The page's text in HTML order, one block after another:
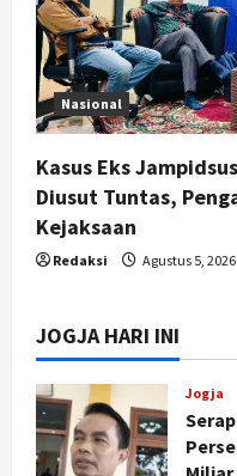
Nasional
Kasus Eks
Diusut Tuntas,
Kejaksaan
Redaksi Agustus 5, 2026
JOGJA HARI INI
Jogja